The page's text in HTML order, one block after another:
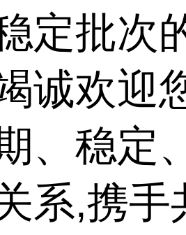
定批次
诚欢迎
、稳定
系,携手